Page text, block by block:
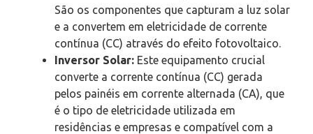
São os componentes que capturam a luz solar
e a convertem em eletricidade de corrente
contínua (CC) através do efeito fotovoltaico.
Inversor Solar: Este equipamento crucial
converte a corrente contínua (CC) gerada
pelos painéis em corrente alternada (CA), que
é o tipo de eletricidade utilizada em
residências e empresas e compatível com a